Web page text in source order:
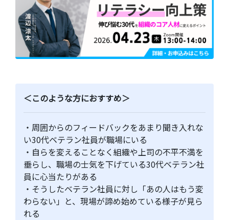
＜このような方におすすめ＞
・周囲からのフィードバックをあまり聞き入れな
い30代ベテラン社員が職場にいる
・自らを変えることなく組織や上司の不平不満を
垂らし、職場の士気を下げている30代ベテラン社
員に心当たりがある
・そうしたベテラン社員に対し「あの人はもう変
わらない」と、現場が諦め始めている様子が見ら
れる